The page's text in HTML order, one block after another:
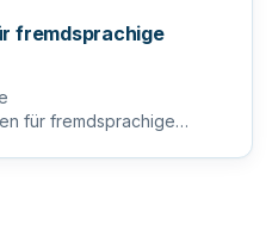
fremdsprachige
für fremdsprachige